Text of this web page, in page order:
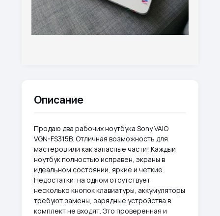
Описание
Продаю два рабочих ноутбука Sony VAIO
VGN-FS315B. Отличная возможность для
мастеров или как запасные части! Каждый
ноутбук полностью исправен, экраны в
идеальном состоянии, яркие и четкие.
Недостатки: на одном отсутствует
несколько кнопок клавиатуры, аккумуляторы
требуют замены, зарядные устройства в
комплект не входят. Это проверенная и